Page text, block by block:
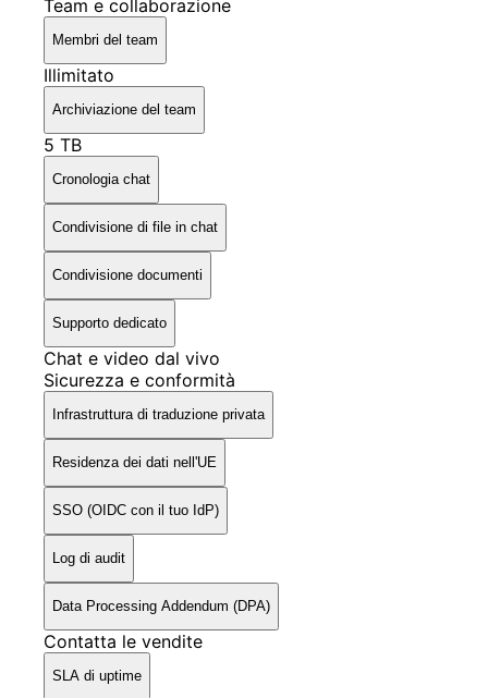
Team e collaborazione
Membri del team
Illimitato
Archiviazione del team
5 TB
Cronologia chat
Condivisione di file in chat
Condivisione documenti
Supporto dedicato
Chat e video dal vivo
Sicurezza e conformità
Infrastruttura di traduzione privata
Residenza dei dati nell'UE
SSO (OIDC con il tuo IdP)
Log di audit
Data Processing Addendum (DPA)
Contatta le vendite
SLA di uptime